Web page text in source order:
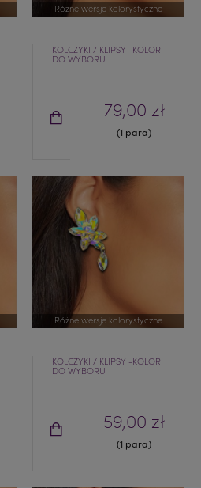
Różne wersje kolorystyczne
KOLCZYKI / KLIPSY -KOLOR
DO WYBORU
79,00 zł
(1 para)
Różne wersje kolorystyczne
KOLCZYKI / KLIPSY -KOLOR
DO WYBORU
59,00 zł
(1 para)